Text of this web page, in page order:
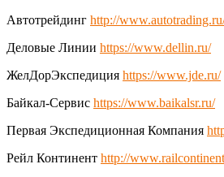
Автотрейдинг http://
Деловые Линии https://www.dellin.ru/
ЖелДорЭкспедиция https://www.jde.ru/
Байкал-Сервис https://www.baikalsr.ru/
Первая Экспедиционная Компания
Рейл Континент http://